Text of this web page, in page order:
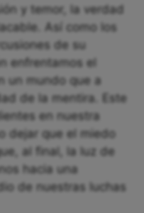
y temor, la verdad
Así como los
de su
enfrentamos el
un mundo que a
de la mentira. Este
en nuestra
dejar que el miedo
al final, la luz de
hacia una
de nuestras luchas